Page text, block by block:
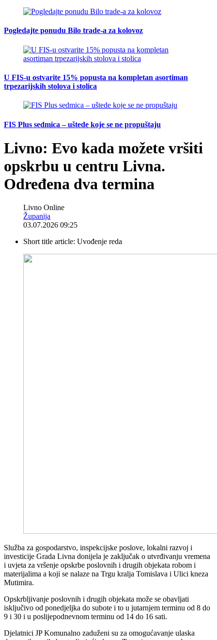
Pogledajte ponudu Bilo trade-a za kolovoz
U FIS-u ostvarite 15% popusta na kompletan asortiman
trpezarijskih stolova i stolica
FIS Plus sedmica – uštede koje se ne propuštaju
Livno: Evo kada možete vršiti
opskrbu u centru Livna.
Određena dva termina
Livno Online
Županija
03.07.2026 09:25
Short title article: Uvođenje reda
Služba za gospodarstvo, inspekcijske poslove, lokalni razvoj i
investicije Grada Livna donijela je zaključak o utvrđivanju vremena
i uvjeta za vršenje opskrbe poslovnih i drugih objekata robom i
materijalima a koji se nalaze na Trgu kralja Tomislava i Ulici kneza
Mutimira.
Opskrbljivanje poslovnih i drugih objekata može se obavljati
isključivo od ponedjeljka do subote i to u jutarnjem terminu od 8 do
9 i 30 i u poslijepodnevnom terminu od 14 do 16 sati.
Djelatnici JP Komunalno zaduženi su za omogućavanje ulaska